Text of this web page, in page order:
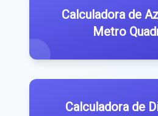
Calculadora de
Metro
Calculadora de